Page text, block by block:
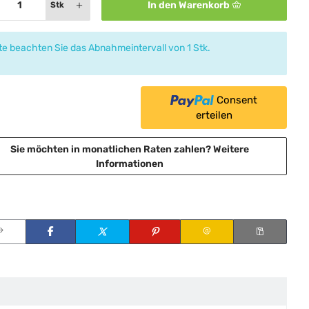
Stk In den Warenkorb
beachten Sie das Abnahmeintervall von 1 Stk.
Consent
erteilen
Sie möchten in monatlichen Raten zahlen?Weitere
Informationen